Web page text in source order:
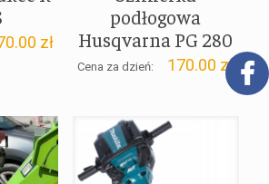
zł
podłogowa
Husqvarna PG 280
Cena za dzień: 170.00 zł